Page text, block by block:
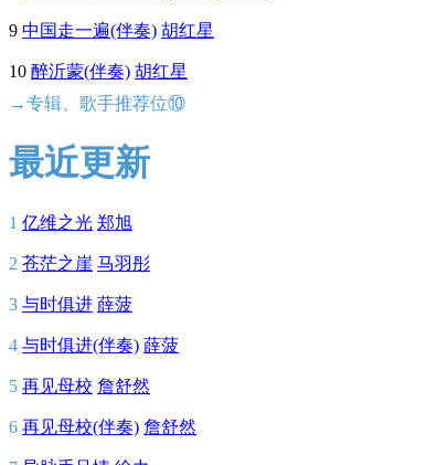
9 中国走一遍(伴奏) 胡红星
10 醉沂蒙(伴奏) 胡红星
→专辑、歌手推荐位⑩
最近更新
1 亿维之光 郑旭
2 苍茫之崖 马羽彤
3 与时俱进 薛菠
4 与时俱进(伴奏) 薛菠
5 再见母校 詹舒然
6 再见母校(伴奏) 詹舒然